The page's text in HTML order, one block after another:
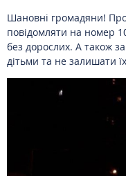
Шановні громадяни!
повідомляти на номер
без дорослих. А також
дітьми та не залишати